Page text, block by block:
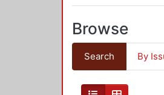
Browse
Search By